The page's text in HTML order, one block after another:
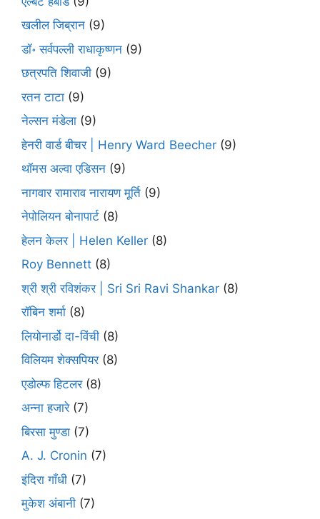
खलील जिब्रान (9)
डॉ॰ सर्वपल्ली राधाकृष्णन (9)
छत्रपति शिवाजी (9)
रतन टाटा (9)
नेल्सन मंडेला (9)
हेनरी वार्ड बीचर | Henry Ward Beecher (9)
थॉमस अल्वा एडिसन (9)
नागवार रामाराव नारायण मूर्ति (9)
नेपोलियन बोनापार्ट (8)
हेलन केलर | Helen Keller (8)
Roy Bennett (8)
श्री श्री रविशंकर | Sri Sri Ravi Shankar (8)
रॉबिन शर्मा (8)
लियोनार्डो दा-विंची (8)
विलियम शेक्सपियर(8)
एडोल्फ हिटलर(8)
अन्ना हजारे(7)
बिरसा मुण्डा (7)
A. J. Cronin (7)
इंदिरा गाँधी (7)
मुकेश अंबानी (7)